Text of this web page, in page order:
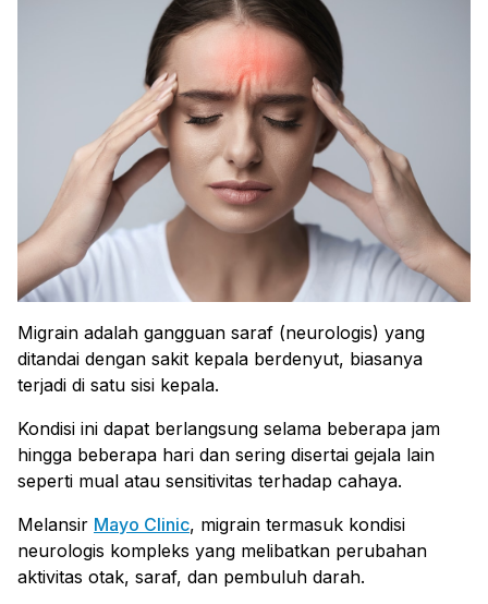
Migrain adalah gangguan saraf (neurologis) yang
ditandai dengan sakit kepala berdenyut, biasanya
terjadi di satu sisi kepala.
Kondisi ini dapat berlangsung selama beberapa jam
hingga beberapa hari dan sering disertai gejala lain
seperti mual atau sensitivitas terhadap cahaya.
Melansir Mayo Clinic, migrain termasuk kondisi
neurologis kompleks yang melibatkan perubahan
aktivitas otak, saraf, dan pembuluh darah.